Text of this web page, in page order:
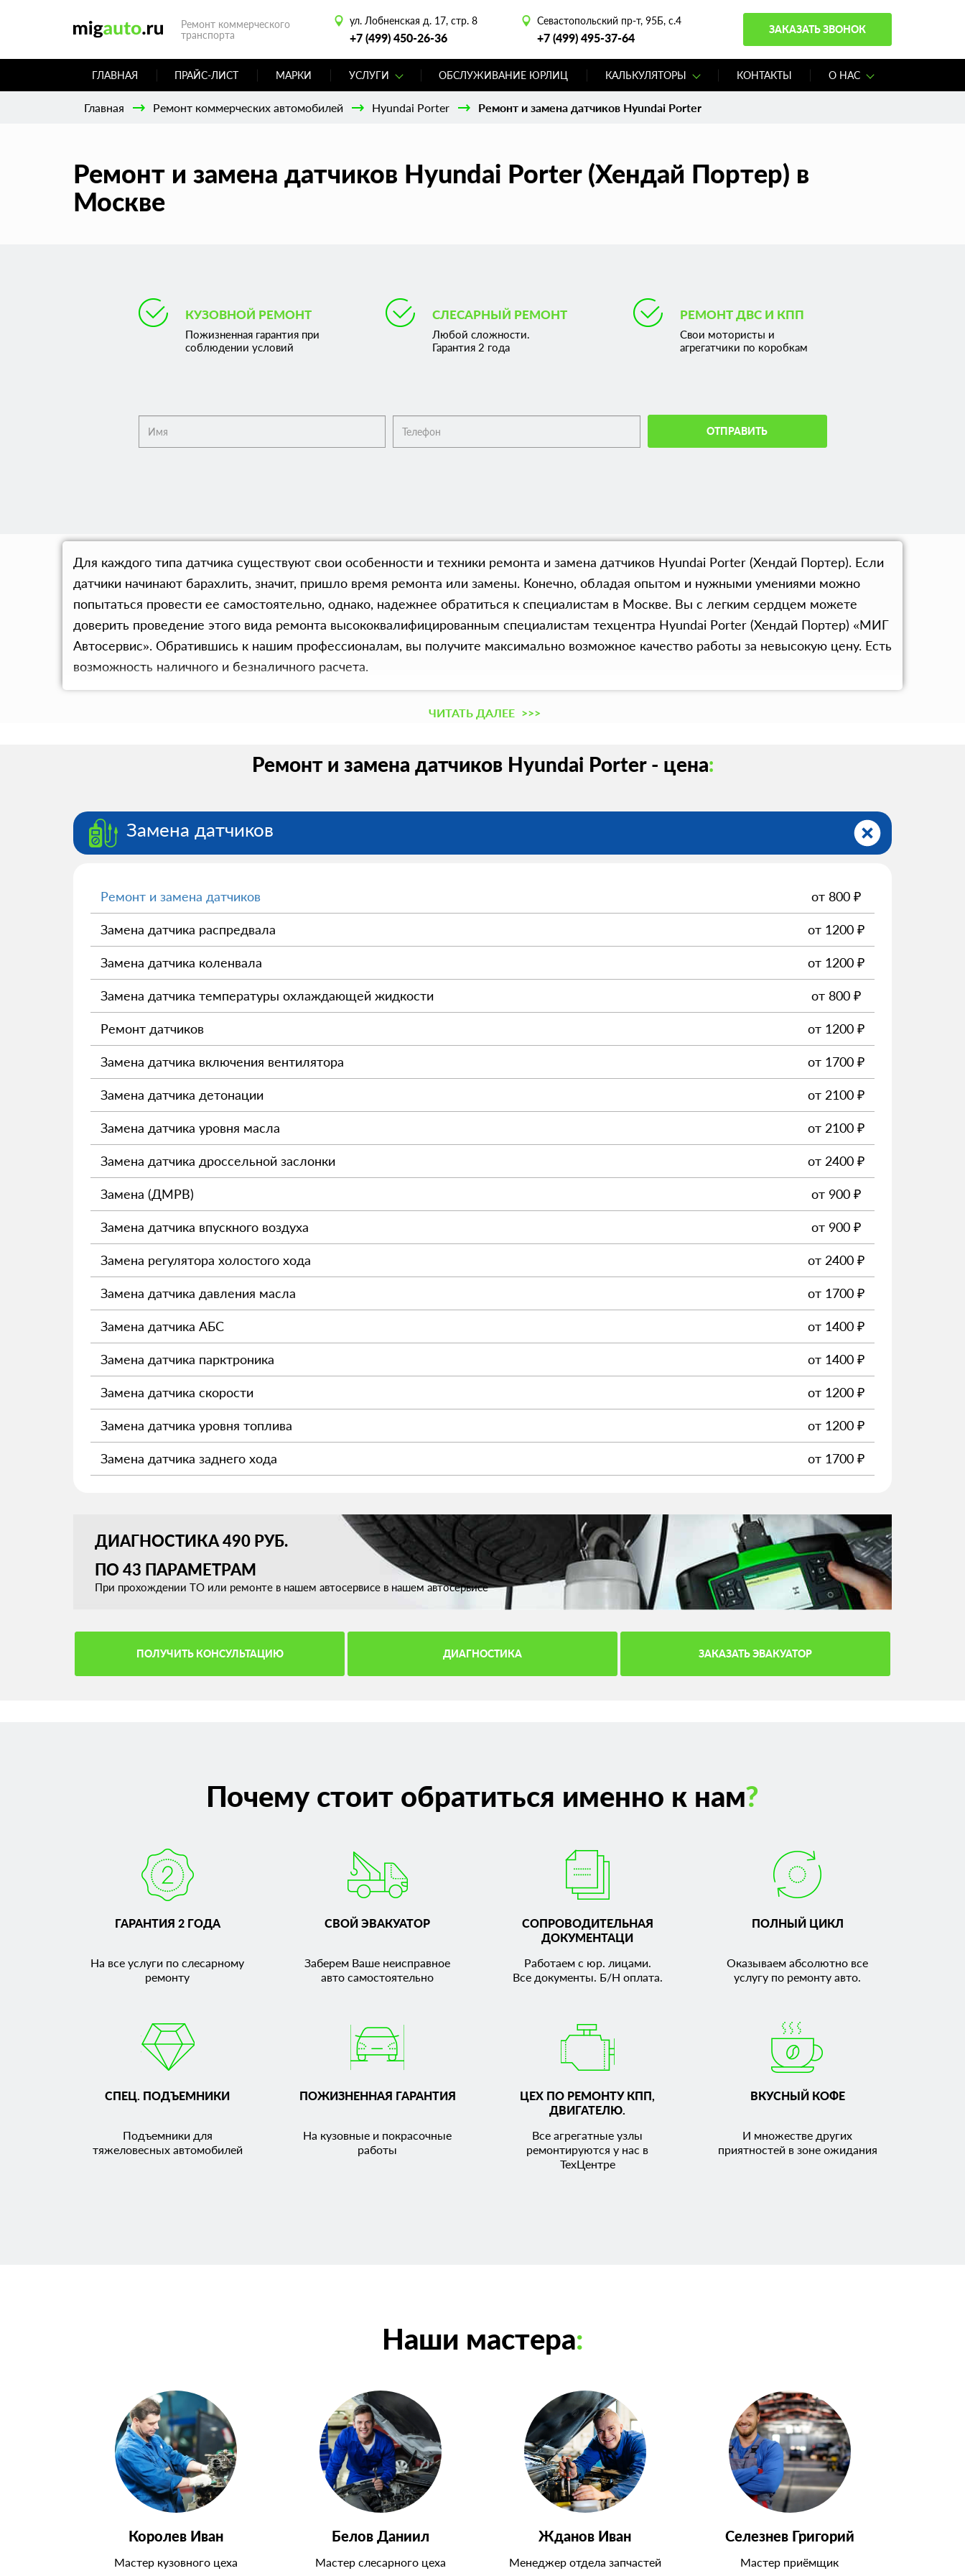
Ремонт коммерческого
транспорта
ул. Лобненская д. 17, стр. 8
+7 (499) 450-26-36
Севастопольский пр-т, 95Б, с.4
+7 (499) 495-37-64
ЗАКАЗАТЬ ЗВОНОК
ГЛАВНАЯ ПРАЙС-ЛИСТ МАРКИ УСЛУГИ ОБСЛУЖИВАНИЕ ЮРЛИЦ КАЛЬКУЛЯТОРЫ КОНТАКТЫ О НАС
Главная Ремонт коммерческих автомобилей Hyundai Porter Ремонт и замена датчиков Hyundai Porter
Ремонт и замена датчиков Hyundai Porter (Хендай Портер) в
Москве
КУЗОВНОЙ РЕМОНТ
Пожизненная гарантия при
соблюдении условий
СЛЕСАРНЫЙ РЕМОНТ
Любой сложности.
Гарантия 2 года
РЕМОНТ ДВС И КПП
Свои мотористы и
агрегатчики по коробкам
ОТПРАВИТЬ
Для каждого типа датчика существуют свои особенности и техники ремонта и замена датчиков Hyundai Porter (Хендай Портер). Если
датчики начинают барахлить, значит, пришло время ремонта или замены. Конечно, обладая опытом и нужными умениями можно
попытаться провести ее самостоятельно, однако, надежнее обратиться к специалистам в Москве. Вы с легким сердцем можете
доверить проведение этого вида ремонта высококвалифицированным специалистам техцентра Hyundai Porter (Хендай Портер) «МИГ
Автосервис». Обратившись к нашим профессионалам, вы получите максимально возможное качество работы за невысокую цену. Есть
возможность наличного и безналичного расчета.
ЧИТАТЬ ДАЛЕЕ >>>
Ремонт и замена датчиков Hyundai Porter - цена:
Замена датчиков
Ремонт и замена датчиков от 800 ₽
Замена датчика распредвала от 1200 ₽
Замена датчика коленвала от 1200 ₽
Замена датчика температуры охлаждающей жидкости от 800 ₽
Ремонт датчиков от 1200 ₽
Замена датчика включения вентилятора от 1700 ₽
Замена датчика детонации от 2100 ₽
Замена датчика уровня масла от 2100 ₽
Замена датчика дроссельной заслонки от 2400 ₽
Замена (ДМРВ) от 900 ₽
Замена датчика впускного воздуха от 900 ₽
Замена регулятора холостого хода от 2400 ₽
Замена датчика давления масла от 1700 ₽
Замена датчика АБС от 1400 ₽
Замена датчика парктроника от 1400 ₽
Замена датчика скорости от 1200 ₽
Замена датчика уровня топлива от 1200 ₽
Замена датчика заднего хода от 1700 ₽
ДИАГНОСТИКА 490 РУБ.
ПО 43 ПАРАМЕТРАМ
При прохождении ТО или ремонте в нашем автосервисе в нашем автосервисе
ПОЛУЧИТЬ КОНСУЛЬТАЦИЮ ДИАГНОСТИКА ЗАКАЗАТЬ ЭВАКУАТОР
Почему стоит обратиться именно к нам?
ГАРАНТИЯ 2 ГОДА
На все услуги по слесарному
ремонту
СВОЙ ЭВАКУАТОР
Заберем Ваше неисправное
авто самостоятельно
СОПРОВОДИТЕЛЬНАЯ
ДОКУМЕНТАЦИ
Работаем с юр. лицами.
Все документы. Б/Н оплата.
ПОЛНЫЙ ЦИКЛ
Оказываем абсолютно все
услугу по ремонту авто.
СПЕЦ. ПОДЪЕМНИКИ
Подъемники для
тяжеловесных автомобилей
ПОЖИЗНЕННАЯ ГАРАНТИЯ
На кузовные и покрасочные
работы
ЦЕХ ПО РЕМОНТУ КПП,
ДВИГАТЕЛЮ.
Все агрегатные узлы
ремонтируются у нас в
ТехЦентре
ВКУСНЫЙ КОФЕ
И множестве других
приятностей в зоне ожидания
Наши мастера:
Королев Иван
Мастер кузовного цеха
Белов Даниил
Мастер слесарного цеха
Жданов Иван
Менеджер отдела запчастей
Селезнев Григорий
Мастер приёмщик